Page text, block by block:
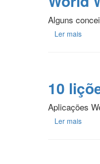
Alguns
Ler mais
10
Aplicações
Ler mais